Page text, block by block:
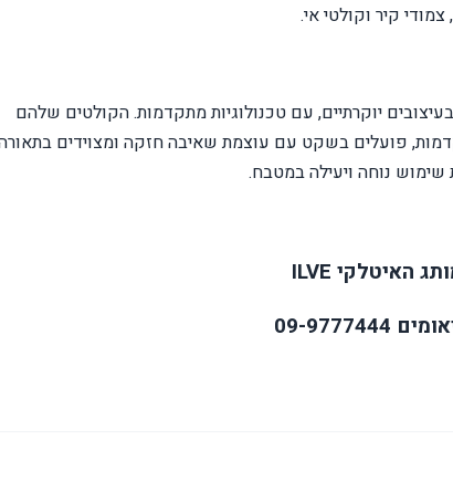
קיר וקולטי אי.
יוקרתיים, עם טכנולוגיות מתקדמות. הקולטים שלהם
פועלים בשקט עם עוצמת שאיבה חזקה ומצוידים
שימוש נוחה ויעילה במטבח.
האיטלקי ILVE